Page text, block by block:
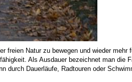
freien Natur zu bewegen und wieder
Als Ausdauer bezeichnet man die
durch Dauerläufe, Radtouren oder